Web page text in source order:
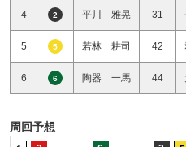
4 2 平川 雅晃 31
5 5 若林 耕司 42
6 6 陶器 一馬 44
周回予想